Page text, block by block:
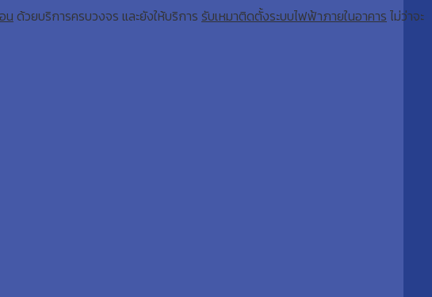
น ด้วยบริการครบวงจร และยังให้บริการ รับเหมาติดตั้งระบบไฟฟ้าภายในอาคาร ไม่ว่าจะ